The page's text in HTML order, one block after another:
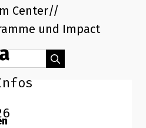
Suchen
Center
und Impact